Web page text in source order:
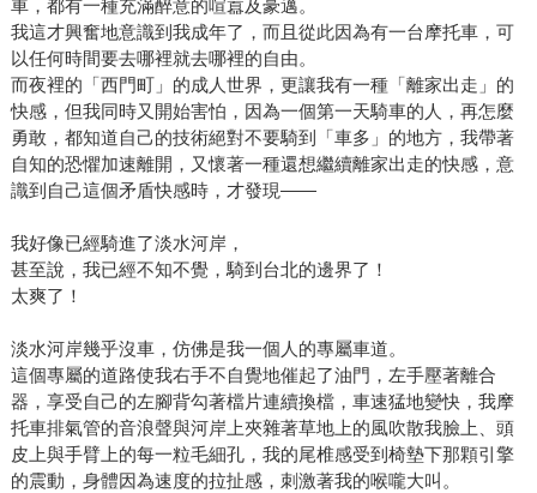
車，都有一種充滿醉意的喧囂及豪邁。
我這才興奮地意識到我成年了，而且從此因為有一台摩托車，可
以任何時間要去哪裡就去哪裡的自由。
而夜裡的「西門町」的成人世界，更讓我有一種「離家出走」的
快感，但我同時又開始害怕，因為一個第一天騎車的人，再怎麼
勇敢，都知道自己的技術絕對不要騎到「車多」的地方，我帶著
自知的恐懼加速離開，又懷著一種還想繼續離家出走的快感，意
識到自己這個矛盾快感時，才發現——
我好像已經騎進了淡水河岸，
甚至說，我已經不知不覺，騎到台北的邊界了！
太爽了！
淡水河岸幾乎沒車，仿佛是我一個人的專屬車道。
這個專屬的道路使我右手不自覺地催起了油門，左手壓著離合
器，享受自己的左腳背勾著檔片連續換檔，車速猛地變快，我摩
托車排氣管的音浪聲與河岸上夾雜著草地上的風吹散我臉上、頭
皮上與手臂上的每一粒毛細孔，我的尾椎感受到椅墊下那顆引擎
的震動，身體因為速度的拉扯感，刺激著我的喉嚨大叫。